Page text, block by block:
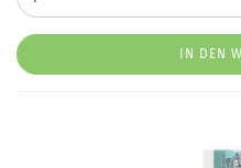
IN DEN